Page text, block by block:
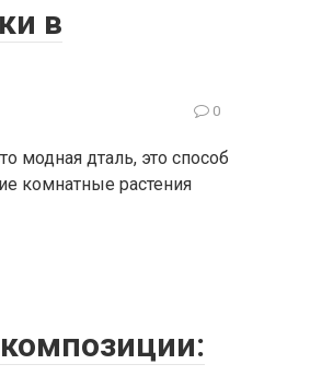
в
0
модная дталь, это способ
комнатные растения